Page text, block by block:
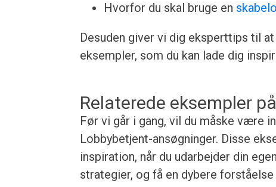
Hvorfor du skal bruge en
Desuden giver vi dig eksperttips til
eksempler, som du kan lade dig
Relaterede eksempler
Før vi går i gang, vil du måske være
Lobbybetjent-ansøgninger. Disse
inspiration, når du udarbejder din
strategier, og få en dybere